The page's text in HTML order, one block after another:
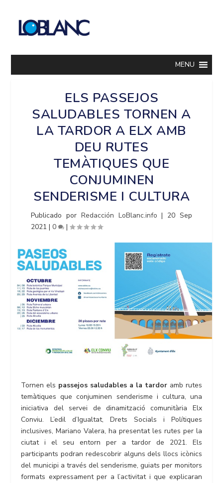
MENU
ELS PASSEJOS
SALUDABLES TORNEN A
LA TARDOR A ELX AMB
DEU RUTES
TEMÀTIQUES QUE
CONJUMINEN
SENDERISME I CULTURA
Publicado por Redacción LoBlanc.info | 20 Sep
2021 |0 |
Tornen els passejos saludables a la tardoramb rutes
temàtiques que conjuminen senderisme i cultura, una
iniciativa del servei de dinamització comunitària Elx
Conviu. L’edil d’Igualtat, Drets Socials i Polítiques
inclusives, Mariano Valera, ha presentat les rutes per la
ciutat i el seu entorn per a tardor de 2021. Els
participants podran redescobrir alguns dels llocs icònics
del municipi a través del senderisme, guiats per monitors
formats expressament per a l’activitat i que explicaran